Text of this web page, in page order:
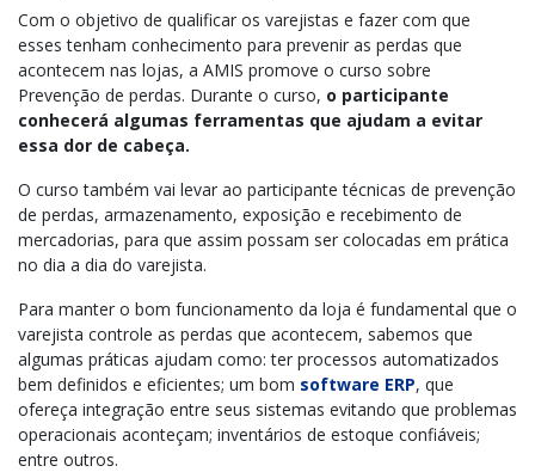
Com o objetivo de qualificar os varejistas e fazer com que
esses tenham conhecimento para prevenir as perdas que
acontecem nas lojas, a AMIS promove o curso sobre
Prevenção de perdas. Durante o curso, o participante
conhecerá algumas ferramentas que ajudam a evitar
essa dor de cabeça.
O curso também vai levar ao participante técnicas de prevenção
de perdas, armazenamento, exposição e recebimento de
mercadorias, para que assim possam ser colocadas em prática
no dia a dia do varejista.
Para manter o bom funcionamento da loja é fundamental que o
varejista controle as perdas que acontecem, sabemos que
algumas práticas ajudam como: ter processos automatizados
bem definidos e eficientes; um bom software ERP, que
ofereça integração entre seus sistemas evitando que problemas
operacionais aconteçam; inventários de estoque confiáveis;
entre outros.